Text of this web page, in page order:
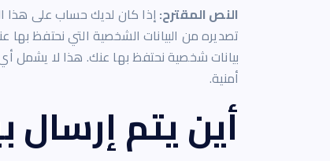
النص المقترح:إذا كان لديك حساب على هذا
تصديره من البيانات الشخصية التي نحتفظ
بيانات شخصية نحتفظ بها عنك. هذا لا يشمل أي
أمنية.
أين يتم إرسال